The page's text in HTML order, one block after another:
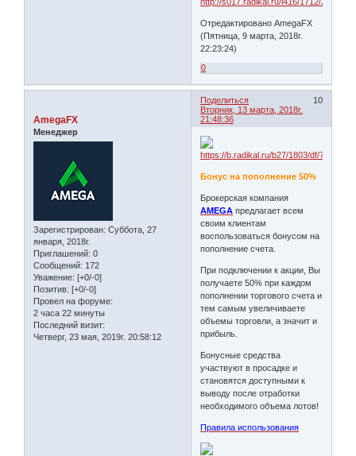
Отредактировано AmegaFX
(Пятница, 9 марта, 2018г.
22:23:24)
0
Поделиться
10
Вторник, 13 марта, 2018г.
21:48:36
AmegaFX
Менеджер
Зарегистрирован: Суббота, 27
января, 2018г.
Приглашений: 0
Сообщений: 172
Уважение: [+0/-0]
Позитив: [+0/-0]
Провел на форуме:
2 часа 22 минуты
Последний визит:
Четверг, 23 мая, 2019г. 20:58:12
Бонус на пополнение 50%
Брокерская компания
AMEGA предлагает всем
своим клиентам
воспользоваться бонусом на
пополнение счета.
При подключении к акции, Вы
получаете 50% при каждом
пополнении торгового счета и
тем самым увеличиваете
объемы торговли, а значит и
прибыль.
Бонусные средства
участвуют в просадке и
становятся доступными к
выводу после отработки
необходимого объема лотов!
Правила использования